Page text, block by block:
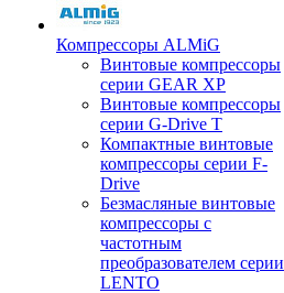
Компрессоры ALMiG
Винтовые компрессоры
серии GEAR XP
Винтовые компрессоры
серии G-Drive T
Компактные винтовые
компрессоры серии F-
Drive
Безмасляные винтовые
компрессоры с
частотным
преобразователем серии
LENTO